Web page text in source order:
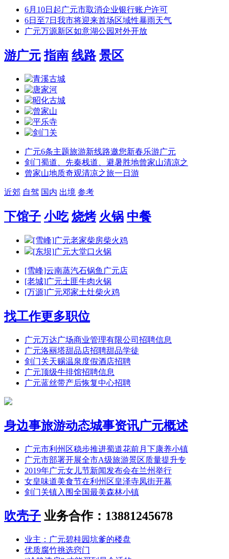
6月10日起广元市取消企业银行账户许可
6日至7日我市将迎来首场区域性暴雨天气
广元万源新区如意湖公园对外开放
游广元 指南 线路 景区
广元6条主题旅游新线路邀您新春乐游广元
剑门蜀道、先秦栈道、避暑胜地曾家山清凉之
曾家山地质奇观清凉之旅一日游
近郊 自驾 国内 出境 参考
下馆子 小吃 烧烤 火锅 中餐
[雪峰]广元老家柴房柴火鸡
[东坝]广元大堂口火锅
[雪峰]云南蒸汽石锅鱼广元店
[老城]广元土匪牛肉火锅
[万源]广元邓家土灶柴火鸡
找工作更多职位
广元万达广场商业管理有限公司招聘信息
广元洛丽塔甜品店招聘甜品学徒
剑门关天赐温泉度假酒店招聘
广元顶级牛排馆招聘信息
广元蓝丝带产后恢复中心招聘
身边事旅游动态城事资讯广元概述
广元市利州区稳步推进蜀道花前月下康养小镇
广元市部署开展全市A级旅游景区质量提升专
2019年广元女儿节新闻发布会在兰州举行
女皇味道美食节在利州区皇泽寺凤街开幕
剑门关镇入围全国最美森林小镇
吹壳子 业务合作：13881245678
业主：广元碧桂园坑爹的楼盘
优质腐竹挑选窍门